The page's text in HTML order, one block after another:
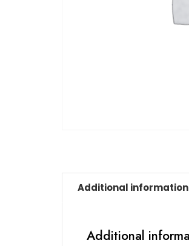
Additional information
Additional